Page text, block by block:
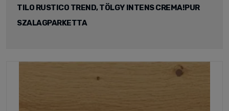
TILO RUSTICO TREND, TÖLGY INTENS CREMA!PUR
SZALAGPARKETTA